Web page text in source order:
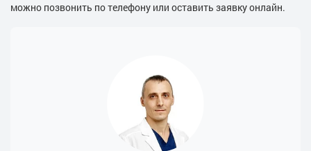
можно позвонить по телефону или оставить заявку онлайн.